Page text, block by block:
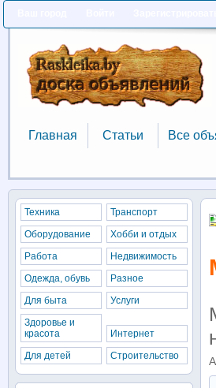
Главная
Главная
Статьи
Статьи
Все
Все
Техника
Транспорт
Оборудование
Хобби и отдых
Работа
Недвижимость
Одежда, обувь
Разное
Для быта
Услуги
Здоровье и
красота
Интернет
Для детей
Строительство